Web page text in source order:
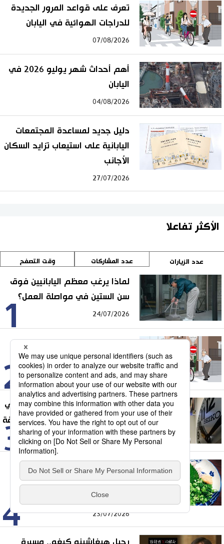
تعرف على قواعد المرور الجديدة
للدراجات الهوائية في اليابان
07/08/2026
أهم أحداث شهر يوليو 2026 في
اليابان
04/08/2026
دليل جديد لمساعدة المجتمعات
اليابانية على استيعاب تزايد السكان
الأجانب
27/07/2026
الأكثر تفاعلا
عدد الزيارات عدد المشاركات وقت التصفح
1
لماذا يرغب معظم اليابانيين فوق
سن الستين في مواصلة العمل؟
24/07/2026
2
تعرف على قواعد المرور الجديدة
للدراجات الهوائية في اليابان
07/08/2026
3
داخل متحف سيكو غينزا.. رحلة في
فن صناعة الساعات اليابانية الدقيقة
08/08/2026
4
نيئًا أو مشويًا أو مطهيًا... أفضل
طرق الاستمتاع بالسردين الياباني
”إيواشي“
23/07/2026